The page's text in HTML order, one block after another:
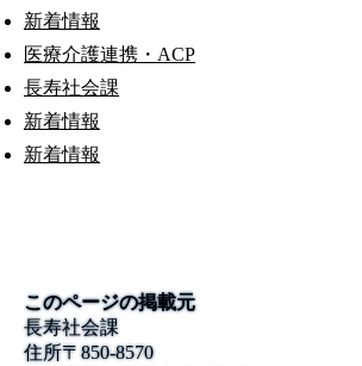
新着情報
医療介護連携・ACP
長寿社会課
新着情報
新着情報
このページの掲載元
長寿社会課
住所〒850-8570